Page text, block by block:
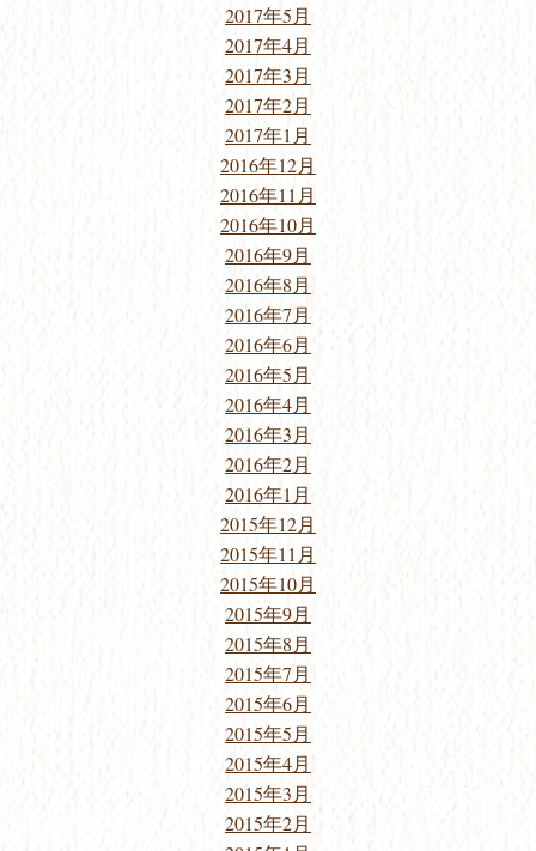
2017年5月
2017年4月
2017年3月
2017年2月
2017年1月
2016年12月
2016年11月
2016年10月
2016年9月
2016年8月
2016年7月
2016年6月
2016年5月
2016年4月
2016年3月
2016年2月
2016年1月
2015年12月
2015年11月
2015年10月
2015年9月
2015年8月
2015年7月
2015年6月
2015年5月
2015年4月
2015年3月
2015年2月